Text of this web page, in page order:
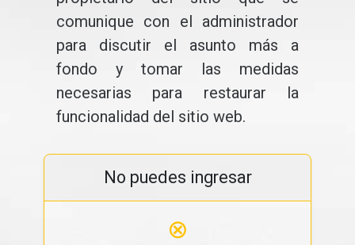
comunique con el administrador
para discutir el asunto más a
fondo y tomar las medidas
necesarias para restaurar la
funcionalidad del sitio web.
No puedes ingresar
⊗